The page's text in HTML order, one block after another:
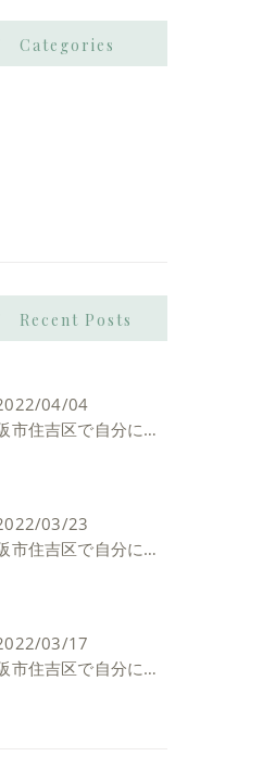
Categories
Recent Posts
04/04
大阪市住吉区で自分に似合う髪型を見つけれる美容室ーLIAM hair Relaxーリアムヘアーリラックス
03/23
大阪市住吉区で自分に似合う髪型を見つけれる美容室ーLIAM hair Relaxーリアムヘアーリラックス
03/17
大阪市住吉区で自分に似合う髪型を見つけれる美容室ーLIAM hair Relaxーリアムヘアーリラックス